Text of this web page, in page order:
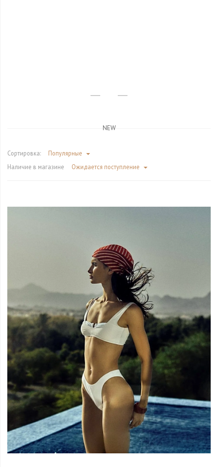
NEW
Сортировка:
Популярные
Наличие в магазине
Ожидается поступление